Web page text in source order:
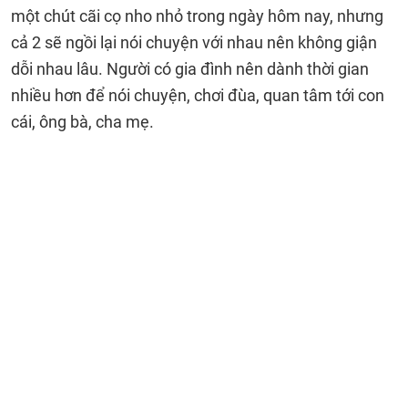
một chút cãi cọ nho nhỏ trong ngày hôm nay, nhưng
cả 2 sẽ ngồi lại nói chuyện với nhau nên không giận
dỗi nhau lâu. Người có gia đình nên dành thời gian
nhiều hơn để nói chuyện, chơi đùa, quan tâm tới con
cái, ông bà, cha mẹ.